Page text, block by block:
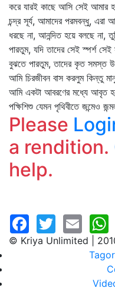
করে যারই কাছে আসি সেই আমার
চন্দ্র সূর্য, আমাদের পরমবন্ধু, এরা
ধরছে না, আনন্দিত হয়ে বলছে না,
পারতুম, যদি তাদের সেই স্পর্শ
বুঝতে পারতুম, তাদের কৃত সমস্ত
আমি চিরজীবন বাস করলুম কিন্তু
আমি একটা আবরণের মধ্যে আবৃত
পক্ষিশিশু যেমন পৃথিবীতে জন্মেও
Please
a rendition.
help.
© Kriya Unlimited |